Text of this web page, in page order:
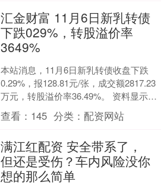
汇金财富 11月6日新乳转债
下跌029%，转股溢价率
3649%
本站消息，11月6日新乳转债收盘下跌
0.29%，报128.81元/张，成交额2817.23
万元，转股溢价率36.49%。 资料显示，
新乳转债信用级别为“AA”，....
查看： 145 分类：配资网站
满江红配资 安全带系了，
但还是受伤？车内风险没你
想的那么简单